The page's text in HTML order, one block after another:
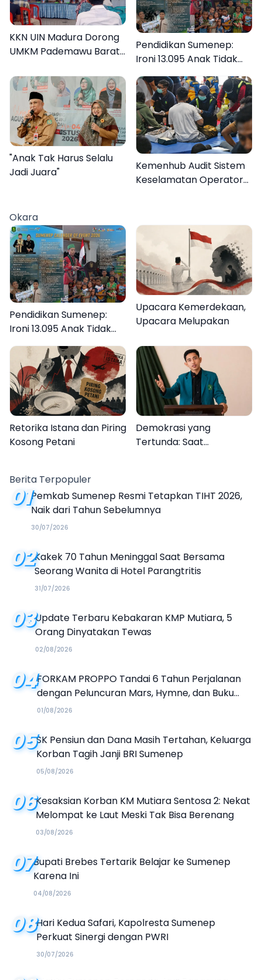
KKN UIN Madura Dorong
UMKM Pademawu Barat
Pendidikan Sumenep:
Ironi 13.095 Anak Tidak
Sekolah Menyaksikan
Semarak Festival
Kalender Event 2026
"Anak Tak Harus Selalu
Jadi Juara"
Kemenhub Audit Sistem
Keselamatan Operator
Okara
Pendidikan Sumenep:
Ironi 13.095 Anak Tidak
Sekolah Menyaksikan
Semarak Festival
Kalender Event 2026
Upacara Kemerdekaan,
Upacara Melupakan
Retorika Istana dan Piring
Kosong Petani
Demokrasi yang
Tertunda: Saat
Berita Terpopuler
01Pemkab Sumenep Resmi Tetapkan TIHT 2026,
Naik dari Tahun Sebelumnya
30/07/2026
02Kakek 70 Tahun Meninggal Saat Bersama
Seorang Wanita di Hotel Parangtritis
31/07/2026
03Update Terbaru Kebakaran KMP Mutiara, 5
Orang Dinyatakan Tewas
02/08/2026
04FORKAM PROPPO Tandai 6 Tahun Perjalanan
dengan Peluncuran Mars, Hymne, dan Buku
Organisasi
01/08/2026
05SK Pensiun dan Dana Masih Tertahan, Keluarga
Korban Tagih Janji BRI Sumenep
05/08/2026
06Kesaksian Korban KM Mutiara Sentosa 2: Nekat
Melompat ke Laut Meski Tak Bisa Berenang
03/08/2026
07Bupati Brebes Tertarik Belajar ke Sumenep
Karena Ini
04/08/2026
08Hari Kedua Safari, Kapolresta Sumenep
Perkuat Sinergi dengan PWRI
30/07/2026